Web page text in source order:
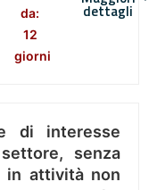
da:
12
giorni
dettagli
di interesse
senza
in attività non